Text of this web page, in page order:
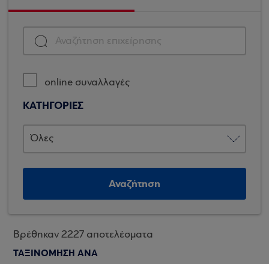
ΚΑΤΗΓΟΡΙΕΣ
online συναλλαγές
Αναζήτηση
Βρέθηκαν 2227 αποτελέσματα
ΤΑΞΙΝΟΜΗΣΗ ΑΝΑ